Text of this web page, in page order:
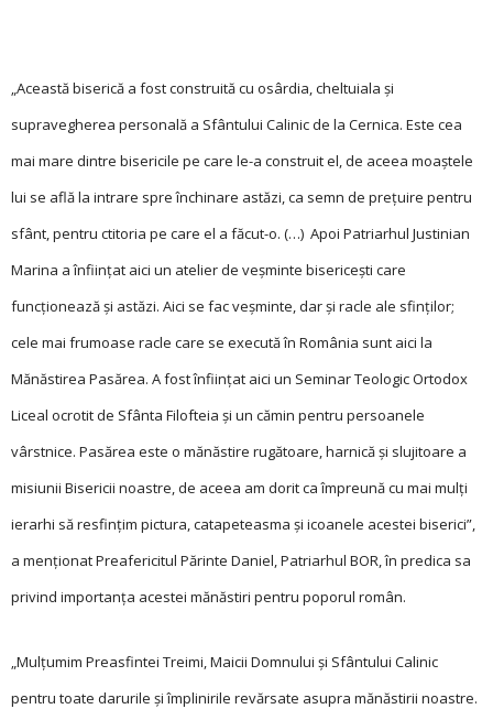
„Această biserică a fost construită cu osârdia, cheltuiala și
supravegherea personală a Sfântului Calinic de la Cernica. Este cea
mai mare dintre bisericile pe care le-a construit el, de aceea moaștele
lui se află la intrare spre închinare astăzi, ca semn de prețuire pentru
sfânt, pentru ctitoria pe care el a făcut-o. (…) Apoi Patriarhul Justinian
Marina a înființat aici un atelier de veșminte bisericești care
funcționează și astăzi. Aici se fac veșminte, dar și racle ale sfinților;
cele mai frumoase racle care se execută în România sunt aici la
Mănăstirea Pasărea. A fost înființat aici un Seminar Teologic Ortodox
Liceal ocrotit de Sfânta Filofteia și un cămin pentru persoanele
vârstnice. Pasărea este o mănăstire rugătoare, harnică și slujitoare a
misiunii Bisericii noastre, de aceea am dorit ca împreună cu mai mulți
ierarhi să resfințim pictura, catapeteasma și icoanele acestei biserici”,
a menționat Preafericitul Părinte Daniel, Patriarhul BOR, în predica sa
privind importanța acestei mănăstiri pentru poporul român.
„Mulțumim Preasfintei Treimi, Maicii Domnului și Sfântului Calinic
pentru toate darurile și împlinirile revărsate asupra mănăstirii noastre.